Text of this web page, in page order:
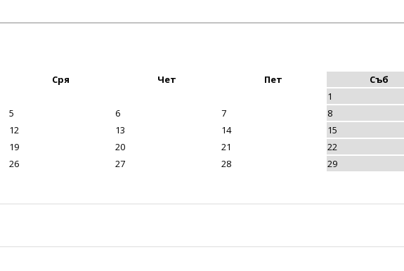
Сря Чет Пет Съб
1
5 6 7 8
12 13 14 15
19 20 21 22
26 27 28 29